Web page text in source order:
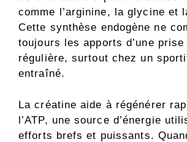
comme l’arginine, la glycine et
Cette synthèse endogène ne
toujours les apports d’une
régulière, surtout chez un
entraîné.
La créatine aide à régénérer
l’ATP, une source d’énergie
efforts brefs et puissants.